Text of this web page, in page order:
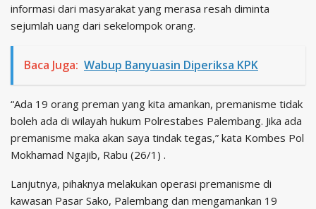
informasi dari masyarakat yang merasa resah diminta
sejumlah uang dari sekelompok orang.
Baca Juga: Wabup Banyuasin Diperiksa KPK
“Ada 19 orang preman yang kita amankan, premanisme tidak
boleh ada di wilayah hukum Polrestabes Palembang. Jika ada
premanisme maka akan saya tindak tegas,” kata Kombes Pol
Mokhamad Ngajib, Rabu (26/1) .
Lanjutnya, pihaknya melakukan operasi premanisme di
kawasan Pasar Sako, Palembang dan mengamankan 19